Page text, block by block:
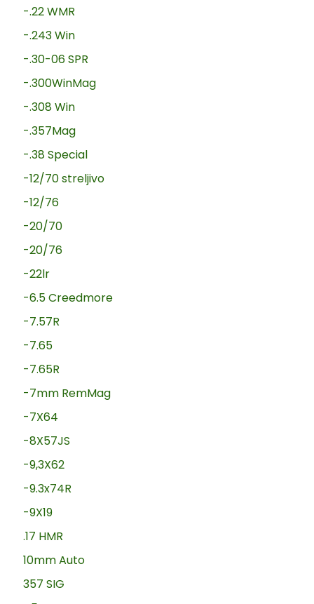
-.22 WMR
-.243 Win
-.30-06 SPR
-.300WinMag
-.308 Win
-.357Mag
-.38 Special
-12/70 streljivo
-12/76
-20/70
-20/76
-22lr
-6.5 Creedmore
-7.57R
-7.65
-7.65R
-7mm RemMag
-7X64
-8X57JS
-9,3X62
-9.3x74R
-9X19
.17 HMR
10mm Auto
357 SIG